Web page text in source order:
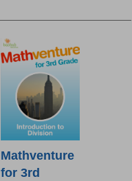
Mathventure
for 3rd